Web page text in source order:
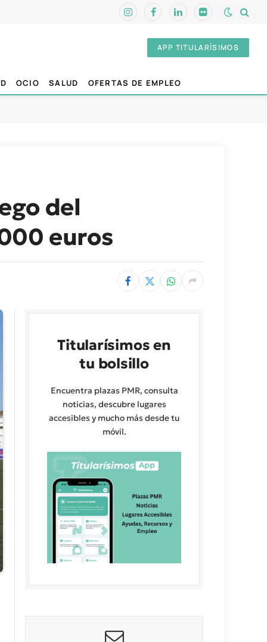
InstagramFacebookLinkedInFlickr
APP TITULARÍSIMOS
OCIO SALUD OFERTAS DE EMPLEO
del
euros
Titularísimos en
tu bolsillo
Encuentra plazas PMR, consulta
noticias, descubre lugares
accesibles y mucho más desde tu
móvil.